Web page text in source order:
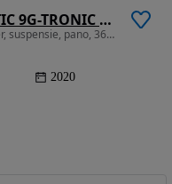
Mercedes-Benz GLE 450 4MATIC 9G-TRONIC AMG Line
2999 cm3 • 367 CP • Hybrid 01, Burmester, suspensie, pano, 360, 7 locuri, roti vara-iarna
2020